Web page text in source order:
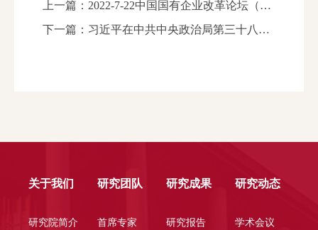
上一篇： 2022-7-22中国国有企业改革论坛（第3期）：《数据要素的确权与规制：现状、原则和路径》报告发布会
下一篇： 习近平在中共中央政治局第三十八次集体学习时强调 依法规范和引导我国资本健康发展 发挥资本作为重要生产
关于我们
研究院简介
研究团队
首席专家
研究成果
研究报告
研究动态
学术会议